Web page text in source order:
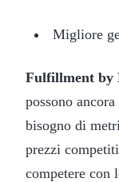
Migliore
Fulfillment by
possono
bisogno di
prezzi
competere